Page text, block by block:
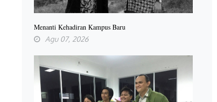
Menanti Kehadiran Kampus Baru
Agu 07, 2026